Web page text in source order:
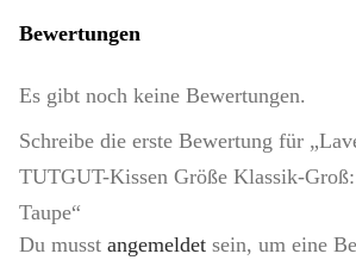
Bewertungen
Es gibt noch keine Bewertungen.
Schreibe die erste Bewertung für
TUTGUT-Kissen Größe Klassik-
Taupe“
Du musst angemeldet sein, um eine